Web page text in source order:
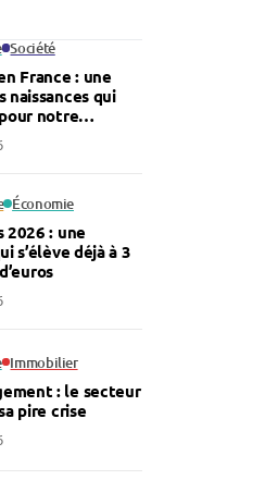
Société
France : une
naissances qui
notre
Économie
2026 : une
s’élève déjà à 3
Immobilier
: le secteur
pire crise